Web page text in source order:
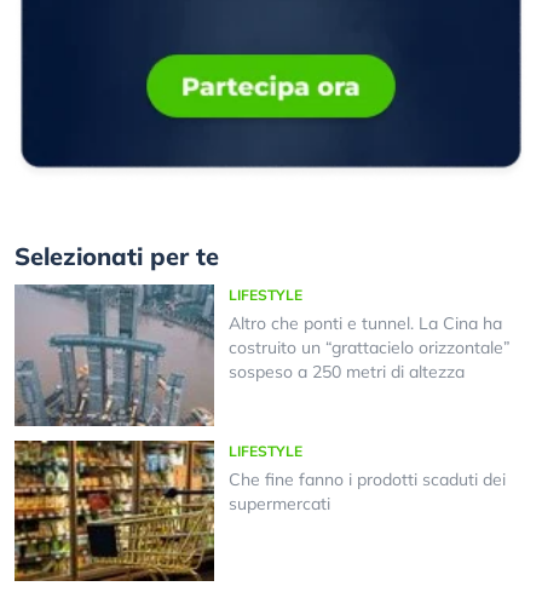
Selezionati per te
LIFESTYLE
Altro che ponti e tunnel. La Cina ha
costruito un “grattacielo orizzontale”
sospeso a 250 metri di altezza
LIFESTYLE
Che fine fanno i prodotti scaduti dei
supermercati